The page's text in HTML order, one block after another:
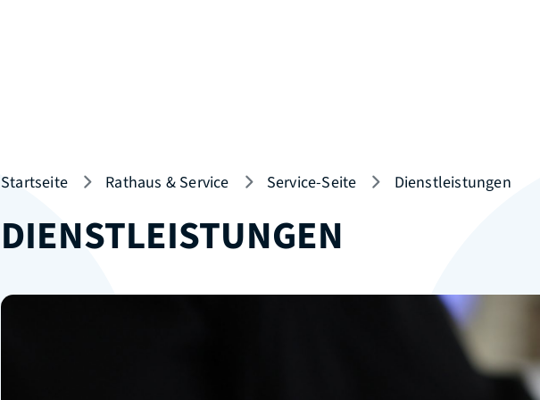
Startseite Rathaus & Service Service-Seite Dienstleistungen
DIENSTLEISTUNGEN